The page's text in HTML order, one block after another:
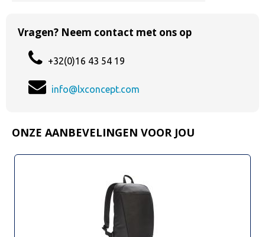
Vragen? Neem contact met ons op
+32(0)16 43 54 19
info@lxconcept.com
ONZE AANBEVELINGEN VOOR JOU